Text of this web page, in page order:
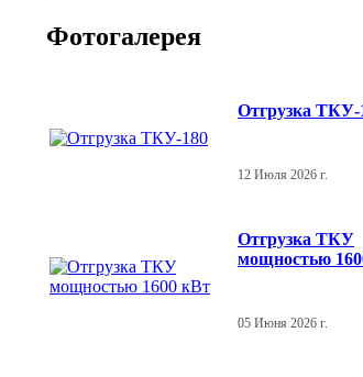
Фотогалерея
Отгрузка ТКУ-
12 Июля 2026 г.
Отгрузка ТКУ
мощностью
05 Июня 2026 г.